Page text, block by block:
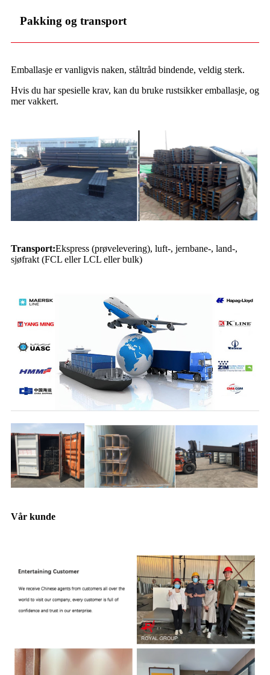
Pakking og transport
Emballasje er vanligvis naken, ståltråd bindende, veldig sterk.
Hvis du har spesielle krav, kan du bruke rustsikker emballasje, og
mer vakkert.
Transport:Ekspress (prøvelevering), luft-, jernbane-, land-,
sjøfrakt (FCL eller LCL eller bulk)
Vår kunde